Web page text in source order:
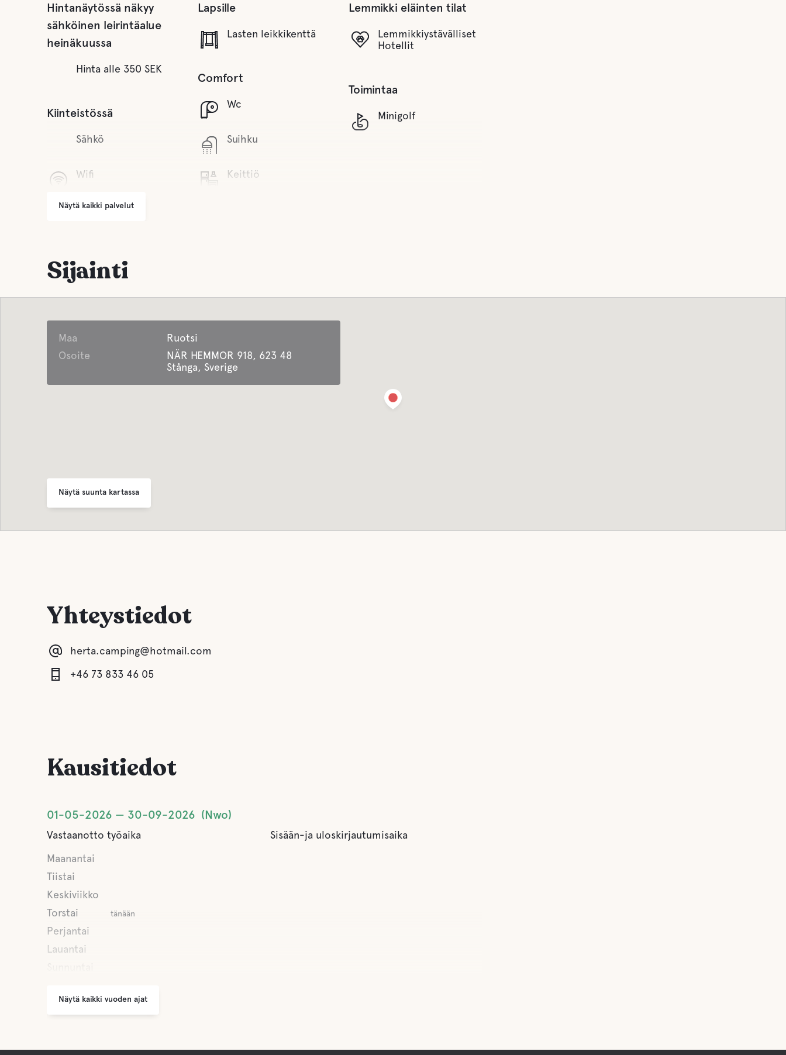
Hintanäytössä näkyy
sähköinen leirintäalue
heinäkuussa
Hinta alle 350 SEK
Kiinteistössä
Sähkö
Wifi
Grilli alue
Huoneita/Palveluja
Lapsille
Lasten leikkikenttä
Comfort
Wc
Suihku
Keittiö
Lemmikki eläinten tilat
Lemmikkiystävälliset
Hotellit
Toimintaa
Minigolf
Näytä kaikki palvelut
Sijainti
Maa
Ruotsi
Osoite
NÄR HEMMOR 918, 623 48
Stånga, Sverige
Näytä suunta kartassa
Yhteystiedot
herta.camping@hotmail.com
+46 73 833 46 05
Kausitiedot
01-05-2026 30-09-2026 Nwo
Vastaanotto työaika
Maanantai
Tiistai
Keskiviikko
Torstai
tänään
Perjantai
Lauantai
Sisään-ja uloskirjautumisaika
Näytä kaikki vuoden ajat